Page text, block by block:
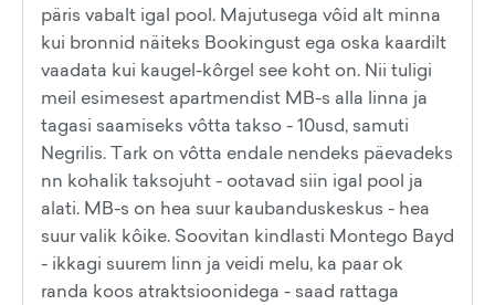
päris vabalt igal pool. Majutusega vôid alt minna
kui bronnid näiteks Bookingust ega oska kaardilt
vaadata kui kaugel-kôrgel see koht on. Nii tuligi
meil esimesest apartmendist MB-s alla linna ja
tagasi saamiseks vôtta takso - 10usd, samuti
Negrilis. Tark on vôtta endale nendeks päevadeks
nn kohalik taksojuht - ootavad siin igal pool ja
alati. MB-s on hea suur kaubanduskeskus - hea
suur valik kôike. Soovitan kindlasti Montego Bayd
- ikkagi suurem linn ja veidi melu, ka paar ok
randa koos atraktsioonidega - saad rattaga